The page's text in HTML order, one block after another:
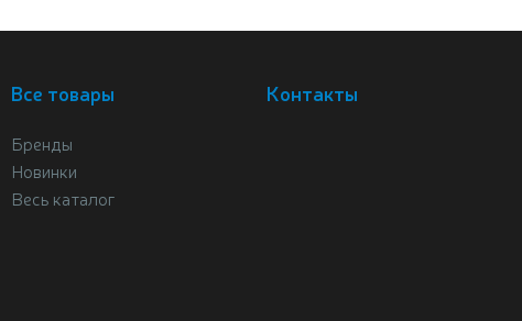
Все товары
Бренды
Новинки
Весь каталог
Контакты